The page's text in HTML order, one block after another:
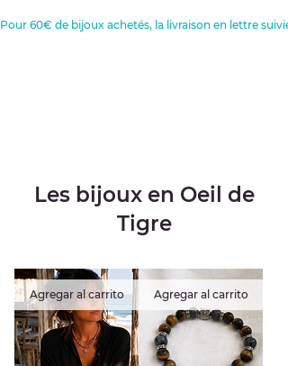
Pour 60€ de bijoux achetés, la livraison en lettre
Les bijoux en Oeil de
Tigre
Agregar al carrito Agregar al carrito